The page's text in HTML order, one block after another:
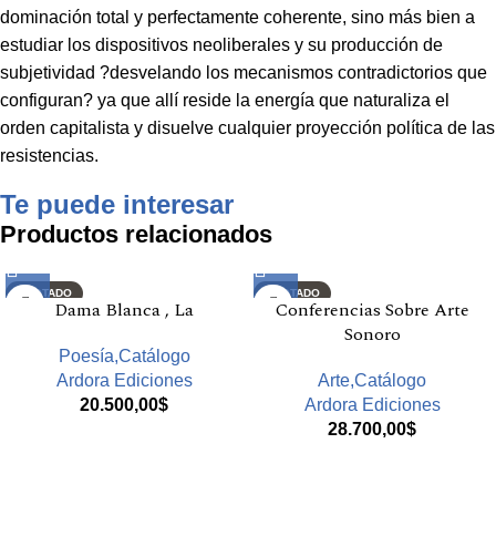
dominación total y perfectamente coherente, sino más bien a
estudiar los dispositivos neoliberales y su producción de
subjetividad ?desvelando los mecanismos contradictorios que
configuran? ya que allí reside la energía que naturaliza el
orden capitalista y disuelve cualquier proyección política de las
resistencias.
Te puede interesar
Productos relacionados
AGOTADO
Dama Blanca , La
Poesía,Catálogo
Ardora Ediciones
20.500,00$
AGOTADO
Conferencias Sobre Arte
Sonoro
Arte,Catálogo
Ardora Ediciones
28.700,00$